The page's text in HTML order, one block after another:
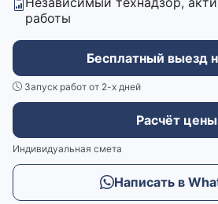
работы
Бесплатный выезд
Запуск работ от 2-х дней
Расчёт цены
Индивидуальная смета
Написать в